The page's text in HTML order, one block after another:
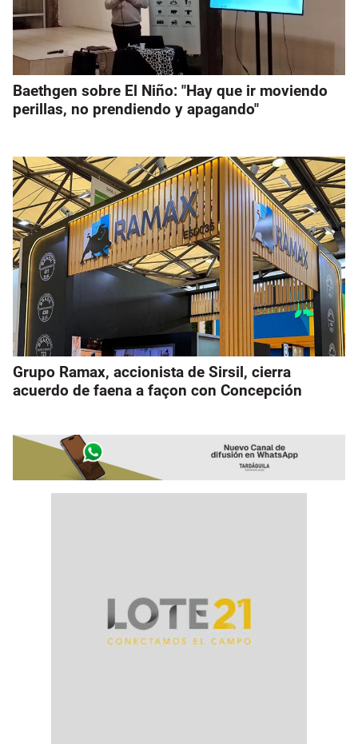
Baethgen sobre El Niño: "Hay que ir moviendo
perillas, no prendiendo y apagando"
Grupo Ramax, accionista de Sirsil, cierra
acuerdo de faena a façon con Concepción